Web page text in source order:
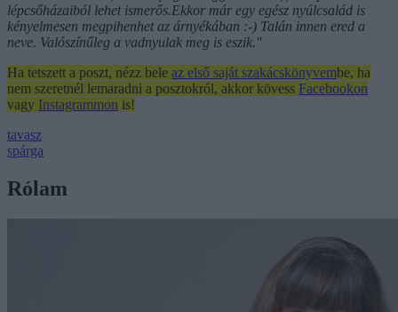
lépcsőházaiból lehet ismerős.Ekkor már egy egész nyúlcsalád is
kényelmesen megpihenhet az árnyékában :-) Talán innen ered a
neve. Valószínűleg a vadnyulak meg is eszik."
Ha tetszett a poszt, nézz bele az első saját szakácskönyvembe, ha
nem szeretnél lemaradni a posztokról, akkor kövess Facebookon
vagy Instagrammon is!
tavasz
spárga
Rólam